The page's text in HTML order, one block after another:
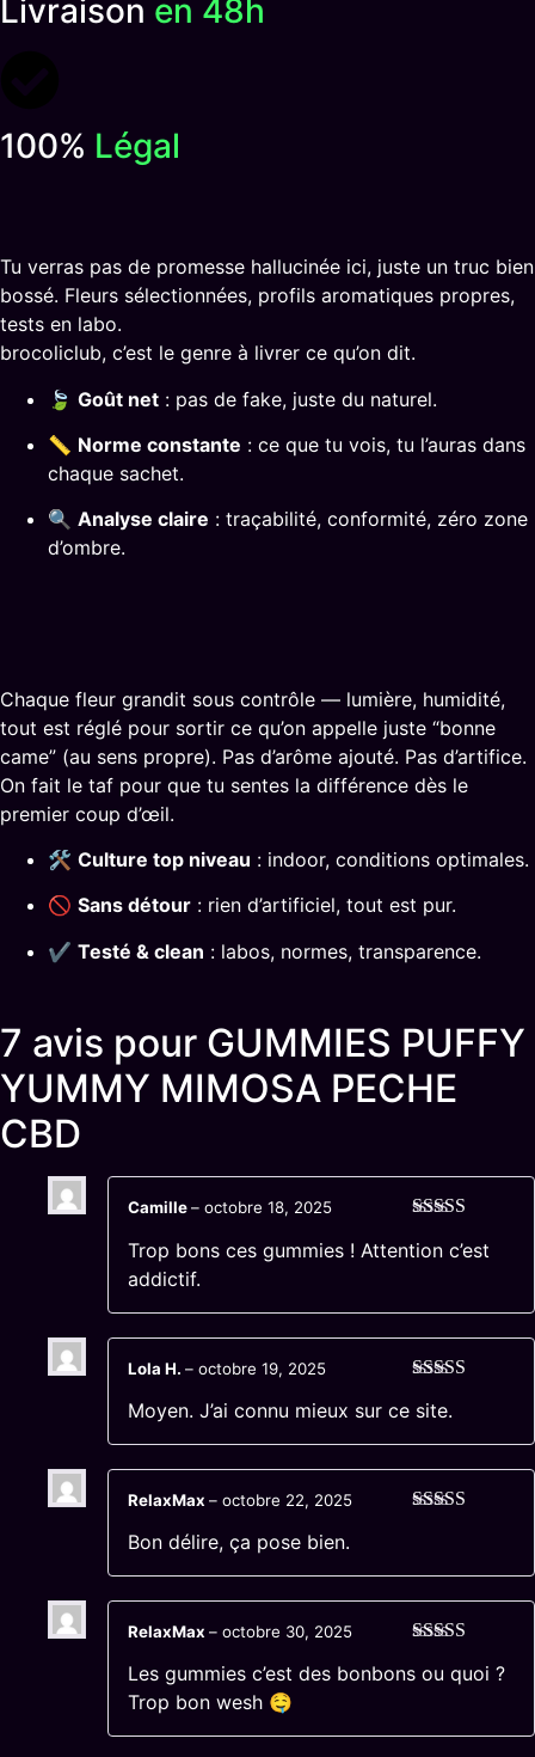
Livraison en 48h
100% Légal
Tu verras pas de promesse hallucinée ici, juste un truc bien
bossé. Fleurs sélectionnées, profils aromatiques propres,
tests en labo.
brocoliclub, c’est le genre à livrer ce qu’on dit.
🍃 Goût net : pas de fake, juste du naturel.
📏 Norme constante : ce que tu vois, tu l’auras dans
chaque sachet.
🔍 Analyse claire : traçabilité, conformité, zéro zone
d’ombre.
Chaque fleur grandit sous contrôle — lumière, humidité,
tout est réglé pour sortir ce qu’on appelle juste “bonne
came” (au sens propre). Pas d’arôme ajouté. Pas d’artifice.
On fait le taf pour que tu sentes la différence dès le
premier coup d’œil.
🛠 Culture top niveau : indoor, conditions optimales.
🚫 Sans détour : rien d’artificiel, tout est pur.
✔ Testé & clean : labos, normes, transparence.
7 avis pour GUMMIES PUFFY
YUMMY MIMOSA PECHE
CBD
Camille– octobre 18, 2025
Trop bons ces gummies ! Attention c’est
addictif.
sur 5
Lola H. – octobre 19, 2025
Moyen. J’ai connu mieux sur ce site.
RelaxMax – octobre 22, 2025
Bon délire, ça pose bien.
RelaxMax – octobre 30, 2025
Les gummies c’est des bonbons ou quoi ?
Trop bon wesh 🤤